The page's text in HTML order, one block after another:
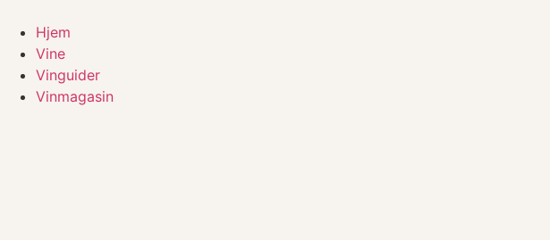
indhold
Hjem
Vine
Vinguider
Vinmagasin